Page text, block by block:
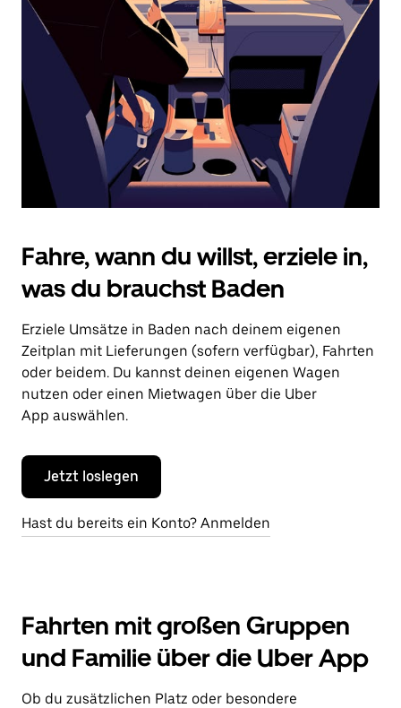
Drücke
die
Escape-
Taste,
den
Kalender
zu
schließen.
Fahre, wann du willst, erziele in,
was du brauchst Baden
Erziele Umsätze in Baden nach deinem eigenen
Zeitplan mit Lieferungen (sofern verfügbar), Fahrten
oder beidem. Du kannst deinen eigenen Wagen
nutzen oder einen Mietwagen über die Uber
App auswählen.
Jetzt loslegen
Hast du bereits ein Konto? Anmelden
Fahrten mit großen Gruppen
und Familie über die Uber App
Ob du zusätzlichen Platz oder besondere